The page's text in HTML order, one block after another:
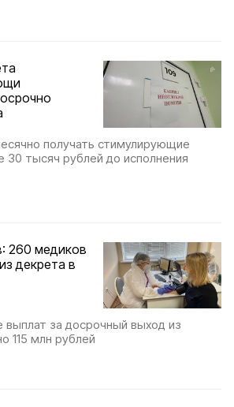
получать стимулирующие
30 тысяч рублей до исполнения
260 медиков
декрета в
выплат за досрочный выход из
115 млн рублей